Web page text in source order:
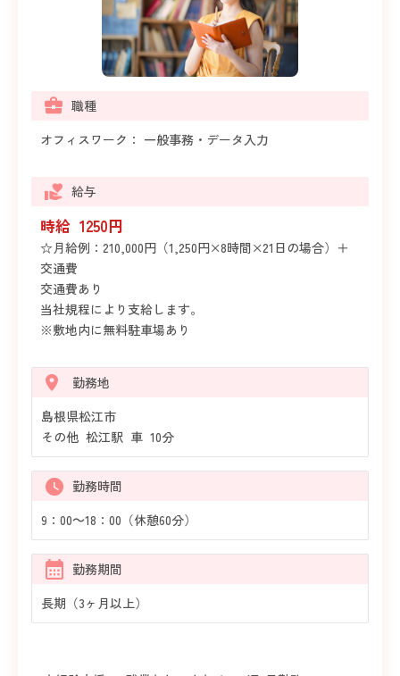
職種
オフィスワーク： 一般事務・データ入力
給与
時給 1250円
☆月給例：210,000円（1,250円×8時間×21日の場合）＋
交通費
交通費あり
当社規程により支給します。
※敷地内に無料駐車場あり
勤務地
島根県松江市
その他 松江駅 車 10分
勤務時間
9：00～18：00（休憩60分）
勤務期間
長期（3ヶ月以上）